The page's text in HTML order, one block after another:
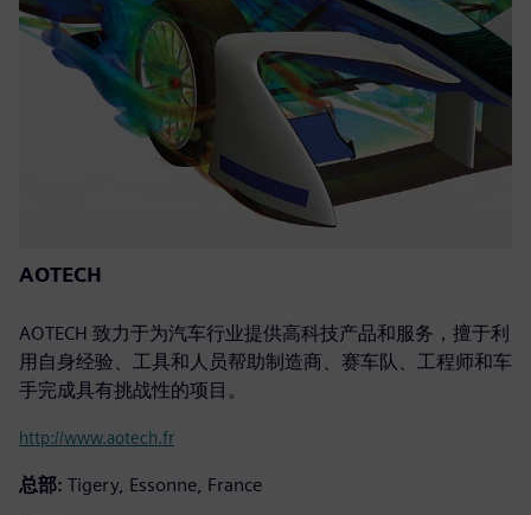
AOTECH
AOTECH 致力于为汽车行业提供高科技产品和服务，擅于利
用自身经验、工具和人员帮助制造商、赛车队、工程师和车
手完成具有挑战性的项目。
http://www.aotech.fr
总部: Tigery, Essonne, France